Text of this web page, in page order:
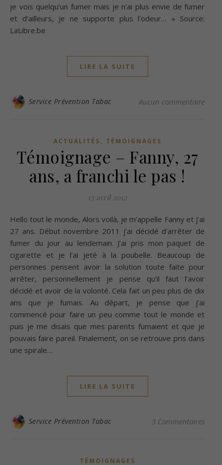
je vois quelqu’un fumer mais je n’ai plus envie de fumer
et d’ailleurs, je ne supporte plus l’odeur… » Source:
LaLibre.be
LIRE LA SUITE
Service Prévention Tabac Aucun commentaire
ACTUALITÉS, TÉMOIGNAGES
Témoignage – Fanny, 27
ans, a franchi le pas !
13 avril 2012
Hello tout le monde, Alors voilà, je m’appelle Fanny et j’ai
27 ans. Début novembre 2011 j’ai décidé d’arrêter de
fumer du jour au lendemain. J’ai pris mon paquet de
cigarette et je l’ai jeté à la poubelle. Beaucoup de
personnes pensent avoir la solution toute faite pour
arrêter, personnellement je pense qu’il faut l’avoir
décidé et avoir de la volonté. Cela fait un peu plus de dix
ans que je fumais. Au départ, je pense que j’ai
commencé pour faire un peu comme tout le monde et
puis je me disais que mes parents fumaient et que je
pouvais faire pareil. Finalement, on se retrouve pris dans
une spirale…
LIRE LA SUITE
Service Prévention Tabac 3 Commentaires
TÉMOIGNAGES